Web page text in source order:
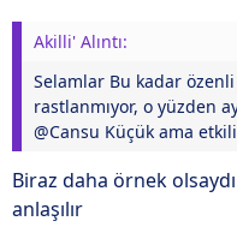
Akilli' Alıntı:
Selamlar Bu kadar özenli
rastlanmıyor, o yüzden
@Cansu Küçük ama
Biraz daha örnek
anlaşılır